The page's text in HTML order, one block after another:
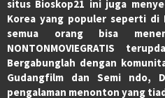
situs Bioskop21 ini juga
Korea yang populer seperti di
semua orang bisa
NONTONMOVIEGRATIS
Bergabunglah dengan
Gudangfilm dan Semi ndo,
pengalaman menonton yang